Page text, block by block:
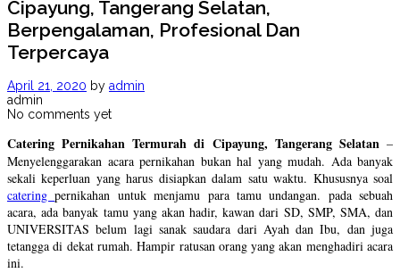
Cipayung, Tangerang Selatan,
Berpengalaman, Profesional Dan
Terpercaya
April 21, 2020 by admin
admin
No comments yet
Catering Pernikahan Termurah di Cipayung, Tangerang Selatan–
Menyelenggarakan acara pernikahan bukan hal yang mudah. Ada banyak
sekali keperluan yang harus disiapkan dalam satu waktu. Khususnya soal
cateringpernikahan untuk menjamu para tamu undangan. pada sebuah
acara, ada banyak tamu yang akan hadir, kawan dari SD, SMP, SMA, dan
UNIVERSITAS belum lagi sanak saudara dari Ayah dan Ibu, dan juga
tetangga di dekat rumah. Hampir ratusan orang yang akan menghadiri acara
ini.